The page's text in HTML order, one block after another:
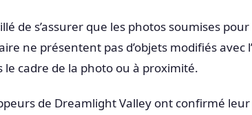
de s’assurer que les photos soumises
ne présentent pas d’objets modifiés avec
le cadre de la photo ou à proximité.
de Dreamlight Valley ont confirmé